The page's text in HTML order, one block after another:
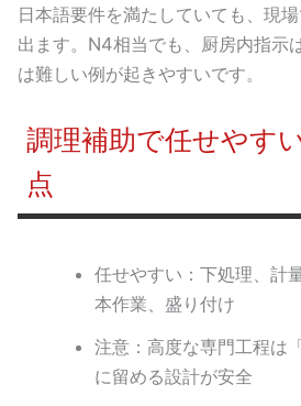
日本語要件を満たしていても、現
出ます。N4相当でも、厨房内指示
は難しい例が起きやすいです。
調理補助で任せやす
点
任せやすい：下処理、計
本作業、盛り付け
注意：高度な専門工程は
に留める設計が安全